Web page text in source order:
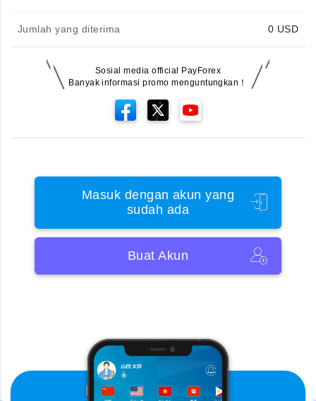
Jumlah yang diterima 0 USD
Sosial media official PayForex
Banyak informasi promo menguntungkan！
Masuk dengan akun yang
sudah ada
Buat Akun